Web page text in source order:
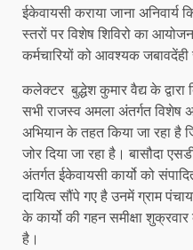
ईकेवायसी कराया जाना अनिवार्य
स्तरों पर विशेष शिविरो का
कर्मचारियों को आवश्यक जबावदेंही
कलेक्टर बुद्धेश कुमार वैद्य के
सभी राजस्व अमला अंतर्गत विशेष
अभियान के तहत किया जा रहा है
जोर दिया जा रहा है। बासौदा
अंतर्गत ईकेवायसी कार्यो को
दायित्व सौंपे गए है उनमें ग्राम
के कार्यो की गहन समीक्षा
है।